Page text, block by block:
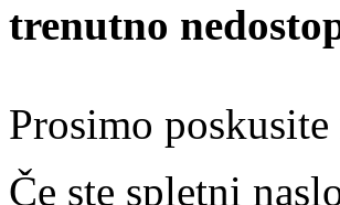
trenutno
Prosimo poskusite
Če ste spletni